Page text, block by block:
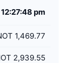
pm
1,469.77
2,939.55